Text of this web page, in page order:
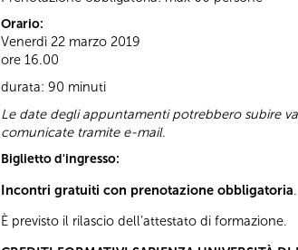
Orario:
Venerdì 22 marzo 2019
ore 16.00
durata: 90 minuti
Le date degli appuntamenti potrebbero subire
comunicate tramite e-mail.
Biglietto d'ingresso:
Incontri gratuiti con prenotazione obbligatoria.
È previsto il rilascio dell’attestato di formazione.